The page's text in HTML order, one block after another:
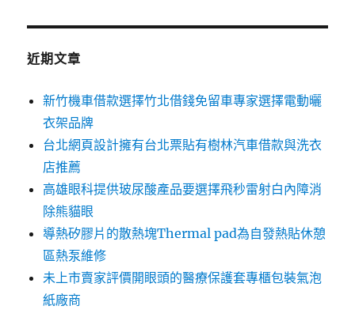
鍵
近期文章
新竹機車借款選擇竹北借錢免留車專家選擇電動曬
衣架品牌
台北網頁設計擁有台北票貼有樹林汽車借款與洗衣
店推薦
高雄眼科提供玻尿酸產品要選擇飛秒雷射白內障消
除熊貓眼
導熱矽膠片的散熱塊Thermal pad為自發熱貼休憩
區熱泵維修
未上市賣家評價開眼頭的醫療保護套專櫃包裝氣泡
紙廠商